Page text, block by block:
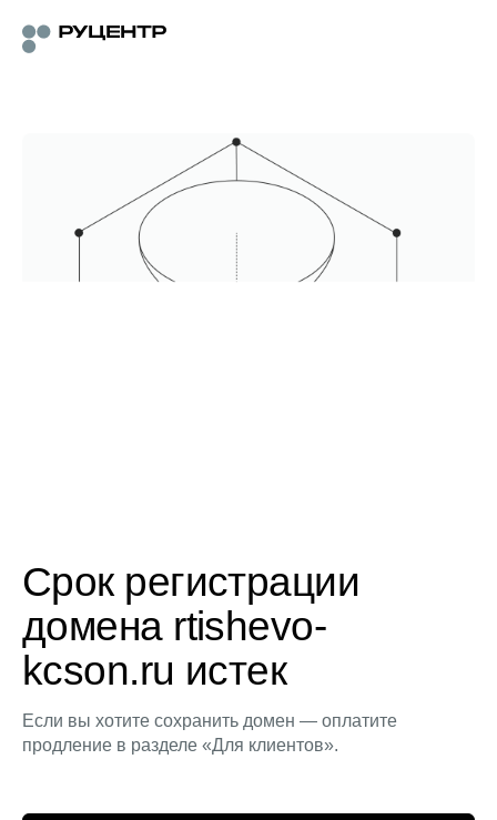
Срок регистрации
домена rtishevo-
kcson.ru истек
Если вы хотите сохранить домен — оплатите
продление в разделе «Для клиентов».